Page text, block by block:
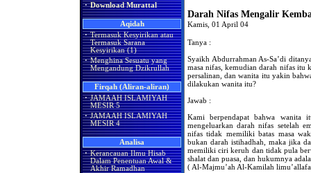
· Download Murattal
Aqidah
· Termasuk Kesyirikan atau
Termasuk Sarana
Kesyirikan (1)
· Menghina Sesuatu yang
Mengandung Dzikrullah
Firqah (Aliran-aliran)
· JAMAAH ISLAMIYAH
MESIR 5
· JAMAAH ISLAMIYAH
MESIR 4
Analisa
· Kerancauan Ilmu Hisab
Dalam Penentuan Awal &
Akhir Ramadhan
Darah Nifas Mengalir
Kamis, 01 April 04
Tanya :
Syaikh Abdurrahman As-Sa’di
masa nifas, kemudian darah nifas itu
persalinan, dan wanita itu yakin
dilakukan wanita itu?
Jawab :
Kami berpendapat bahwa wanita
mengeluarkan darah nifas setelah
nifas tidak memiliki batas masa
bukan darah istihadhah, maka jika
memiliki ciri keruh dan tidak pula
shalat dan puasa, dan hukumnya
( Al-Majmu’ah Al-Kamilah